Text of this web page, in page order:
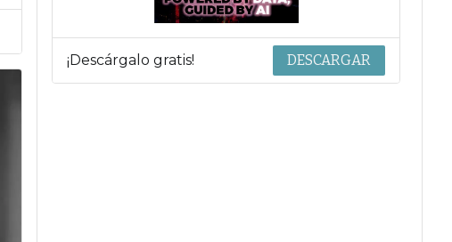
¡Descárgalo gratis! DESCARGAR